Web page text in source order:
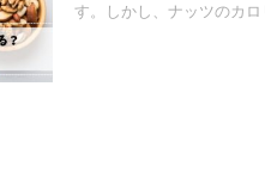
す。しかし、ナッツのカロ